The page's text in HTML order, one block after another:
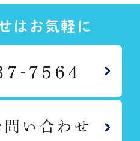
はお気軽に